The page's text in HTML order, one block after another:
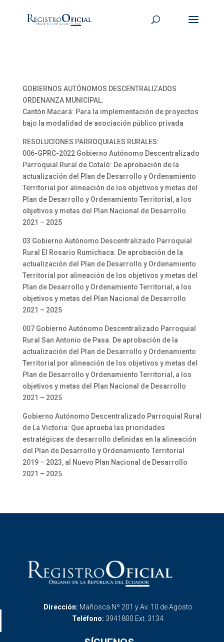
GOBIERNOS AUTÓNOMOS DESCENTRALIZADOS
ORDENANZA MUNICIPAL:
Cantón Macará: Para la implementación de proyectos
bajo la modalidad de asociación público privada
RESOLUCIONES PARROQUIALES RURALES:
006-GPRC-2022 Gobierno Autónomo Descentralizado
Parroquial Rural de Cotaló: De aprobación de la
actualización del Plan de Desarrollo y Ordenamiento
Territorial por alineación de los objetivos y metas del
Plan de Desarrollo y Ordenamiento Territorial, a los
objetivos y metas del Plan Nacional de Desarrollo
2021 – 2025
03 Gobierno Autónomo Descentralizado Parroquial
Rural El Rosario Rumichaca: De aprobación de la
actualización del Plan de Desarrollo y Ordenamiento
Territorial por alineación de los objetivos y metas del
Plan de Desarrollo y Ordenamiento Territorial, a los
objetivos y metas del Plan Nacional de Desarrollo
2021 – 2025
007 Gobierno Autónomo Descentralizado Parroquial
Rural San Antonio de Pasa: De aprobación de la
actualización del Plan de Desarrollo y Ordenamiento
Territorial por alineación de los objetivos y metas del
Plan de Desarrollo y Ordenamiento Territorial, a los
objetivos y metas del Plan Nacional de Desarrollo
2021 – 2025
Gobierno Autónomo Descentralizado Parroquial Rural
de La Victoria: Que aprueba las prioridades
estratégicas de desarrollo definidas en la alineación
del Plan de Desarrollo y Ordenamiento Territorial
2019 – 2023, al Nuevo Plan Nacional de Desarrollo
2021 – 2025
Dirección: Mañosca Nº 201 y Av. 10 de Agosto
Teléfono: 3941800 Ext. 3134